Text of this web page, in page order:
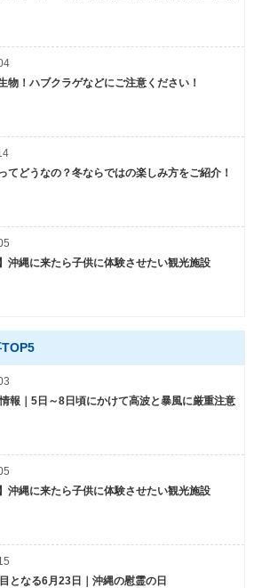
物！ハブクラゲなどにご注意ください！
てどうなの？冬ならではの楽しみ方をご紹介！
沖縄に来たら子供に体験させたい観光施設
報｜5日～8日頃にかけて高波と暴風に厳重注意
沖縄に来たら子供に体験させたい観光施設
となる6月23日｜沖縄の慰霊の日